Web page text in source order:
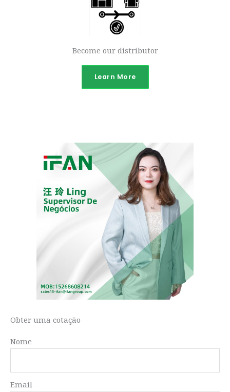
Become our distributor
Learn More
Obter uma cotação
Nome
Email